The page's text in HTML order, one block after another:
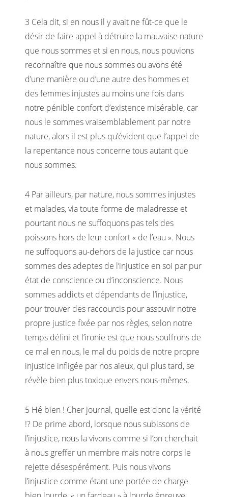
3 Cela dit, si en nous il y avait ne fût-ce que le
désir de faire appel à détruire la mauvaise nature
que nous sommes et si en nous, nous pouvions
reconnaître que nous sommes ou avons été
d’une manière ou d’une autre des hommes et
des femmes injustes au moins une fois dans
notre pénible confort d’existence misérable, car
nous le sommes vraisemblablement par notre
nature, alors il est plus qu’évident que l’appel de
la repentance nous concerne tous autant que
nous sommes.
4 Par ailleurs, par nature, nous sommes injustes
et malades, via toute forme de maladresse et
pourtant nous ne suffoquons pas tels des
poissons hors de leur confort « de l’eau ». Nous
ne suffoquons au-dehors de la justice car nous
sommes des adeptes de l’injustice en soi par pur
état de conscience ou d’inconscience. Nous
sommes addicts et dépendants de l’injustice,
pour trouver des raccourcis pour assouvir notre
propre justice fixée par nos règles, selon notre
temps défini et l’ironie est que nous souffrons de
ce mal en nous, le mal du poids de notre propre
injustice infligée par nos aïeux, qui plus tard, se
révèle bien plus toxique envers nous-mêmes.
5 Hé bien ! Cher journal, quelle est donc la vérité
!? De prime abord, lorsque nous subissons de
l’injustice, nous la vivons comme si l’on cherchait
à nous greffer un membre mais notre corps le
rejette désespérément. Puis nous vivons
l’injustice comme étant une portée de charge